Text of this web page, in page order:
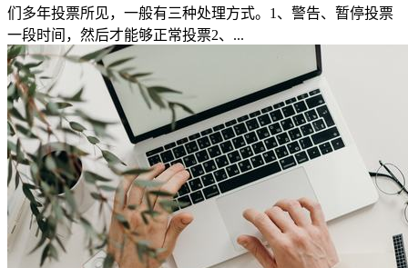
们多年投票所见，一般有三种处理方式。1、警告、暂停投票
一段时间，然后才能够正常投票2、...